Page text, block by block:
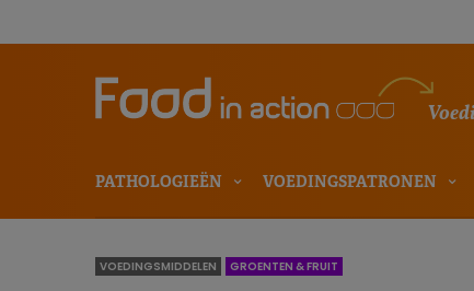
PATHOLOGIEËN VOEDINGSPATRONEN
VOEDINGSMIDDELEN GROENTEN & FRUIT